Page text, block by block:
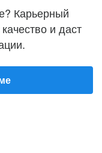
Карьерный
и даст